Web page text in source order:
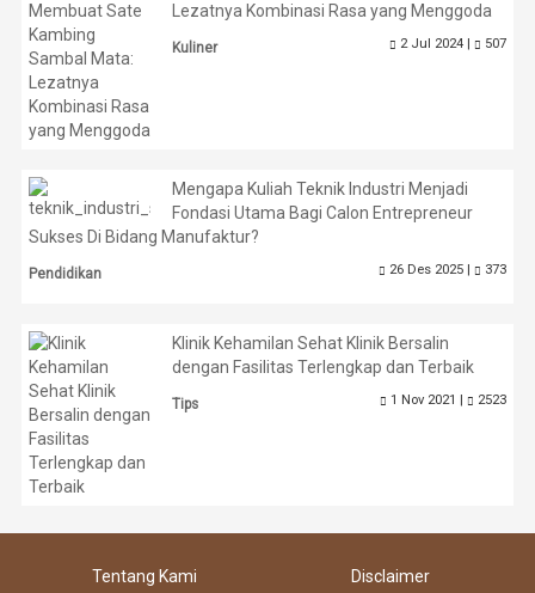
Lezatnya Kombinasi Rasa yang Menggoda
Kuliner 2 Jul 2024 | 507
Mengapa Kuliah Teknik Industri Menjadi
Fondasi Utama Bagi Calon Entrepreneur
Sukses Di Bidang Manufaktur?
Pendidikan 26 Des 2025 | 373
Klinik Kehamilan Sehat Klinik Bersalin
dengan Fasilitas Terlengkap dan Terbaik
Tips 1 Nov 2021 | 2523
Tentang Kami Disclaimer